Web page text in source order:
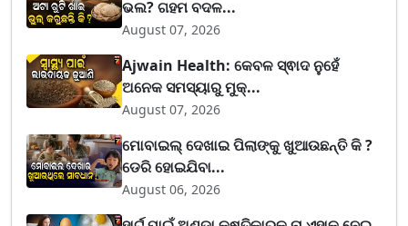
ଭଲ? ଗହମ ବଦଳ...
August 07, 2026
Ajwain Health: କେବଳ ସ୍ଵାଦ ନୁହେଁ
ଅନେକ ସମସ୍ୟାରୁ ମୁକ୍...
August 07, 2026
ମୋବାଇଲ୍ ଦେଖାଇ ପିଲାଙ୍କୁ ଖୁଆଉଛନ୍ତି କି ?
ଡେରି ହୋଇଯିବା...
August 06, 2026